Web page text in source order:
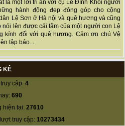
là một lời tri ân với cụ Lê Đình Khôi người
hành động đẹp đóng góp cho cộng
Lệ Sơn ở Hà nội và quê hương và cũng
nói lên được cái tâm của một người con Lệ
kính đối với quê hương. Cảm ơn chú Vệ
tập báo...
KÊ
cập: 4
690
hiện tại: 27610
truy cập: 10273434